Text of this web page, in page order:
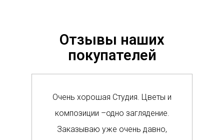
Отзывы наших
покупателей
Очень хорошая Студия. Цветы и
композиции –одно заглядение.
Заказываю уже очень давно,